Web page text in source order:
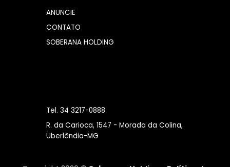
ANUNCIE
CONTATO
SOBERANA HOLDING
Tel. 34 3217-0888
R. da Carioca, 1547 - Morada da Colina,
Uberlândia-MG